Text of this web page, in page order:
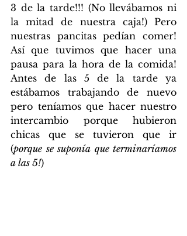
3 de la tarde!!! (No llevábamos ni
la mitad de nuestra caja!) Pero
nuestras pancitas pedían comer!
Así que tuvimos que hacer una
pausa para la hora de la comida!
Antes de las 5 de la tarde ya
estábamos trabajando de nuevo
pero teníamos que hacer nuestro
intercambio porque hubieron
chicas que se tuvieron que ir
(porque se suponía que terminaríamos
a las 5!)